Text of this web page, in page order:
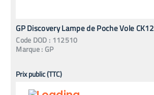
GP Discovery Lampe de Poche Vole CK12
Code DOD : 112510
Marque : GP
Prix public (TTC)